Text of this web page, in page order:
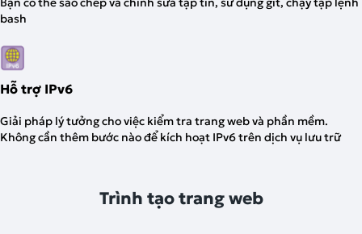
bash
Hỗ trợ IPv6
Giải pháp lý tưởng cho việc kiểm tra trang web và phần mềm.
Không cần thêm bước nào để kích hoạt IPv6 trên dịch vụ lưu trữ
Trình tạo trang web